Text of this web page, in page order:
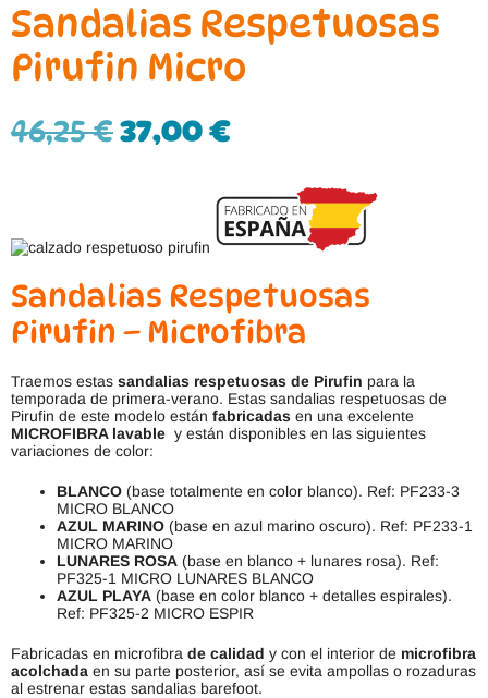
Sandalias Respetuosas
Pirufin Micro
46,25€37,00€
Sandalias Respetuosas
Pirufin – Microfibra
Traemos estas sandalias respetuosas de Pirufin para la
temporada de primera-verano. Estas sandalias respetuosas de
Pirufin de este modelo están fabricadas en una excelente
MICROFIBRA lavable y están disponibles en las siguientes
variaciones de color:
BLANCO (base totalmente en color blanco). Ref: PF233-3
MICRO BLANCO
AZUL MARINO (base en azul marino oscuro). Ref: PF233-1
MICRO MARINO
LUNARES ROSA (base en blanco + lunares rosa). Ref:
PF325-1 MICRO LUNARES BLANCO
AZUL PLAYA (base en color blanco + detalles espirales).
Ref: PF325-2 MICRO ESPIR
Fabricadas en microfibra de calidad y con el interior de microfibra
acolchada en su parte posterior, así se evita ampollas o rozaduras
al estrenar estas sandalias barefoot.